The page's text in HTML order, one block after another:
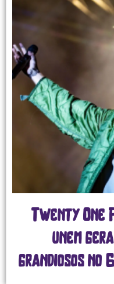
Twenty One
unem
grandiosos no